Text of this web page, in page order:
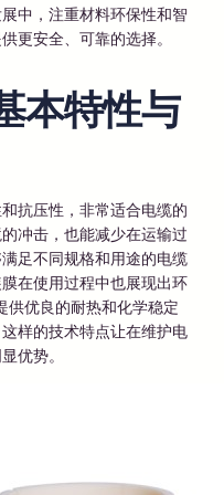
中，注重材料环保性和智
更安全、可靠的选择。
本特性与
抗压性，非常适合电缆的
冲击，也能减少在运输过
足不同规格和用途的电缆
在使用过程中也展现出环
供优良的耐热和化学稳定
样的技术特点让在维护电
优势。